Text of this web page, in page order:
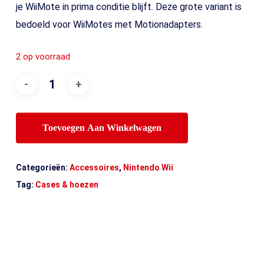
je WiiMote in prima conditie blijft. Deze grote variant is
bedoeld voor WiiMotes met Motionadapters.
2 op voorraad
Toevoegen Aan Winkelwagen
Categorieën: Accessoires, Nintendo Wii
Tag: Cases & hoezen